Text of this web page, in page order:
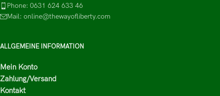
Phone: 0631 624 633 46
Mail: online@thewayofliberty.com
ALLGEMEINE INFORMATION
Mein Konto
Zahlung/Versand
Kontakt